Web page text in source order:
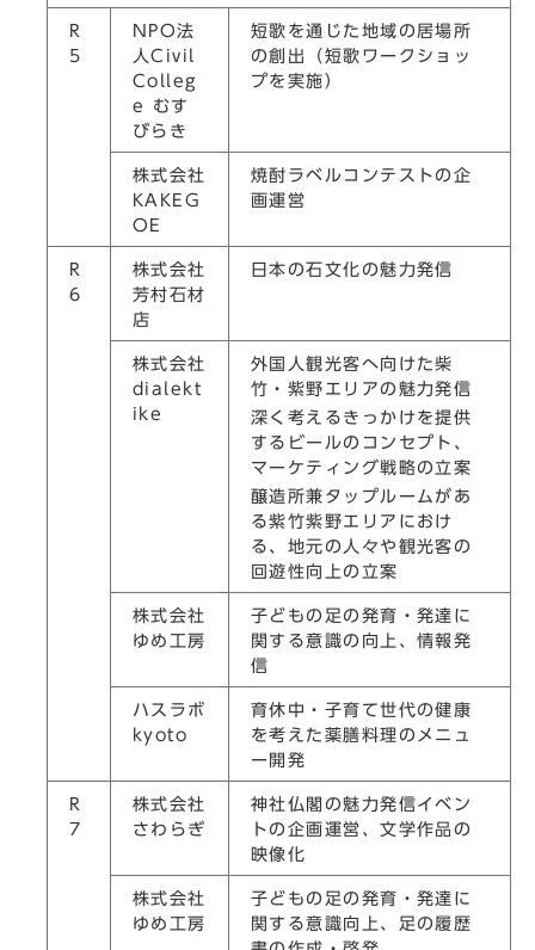
R
5
NPO法
人Civil
Colleg
e むす
びらき
短歌を通じた地域の居場所
の創出（短歌ワークショッ
プを実施）
株式会社
KAKEG
OE
焼酎ラベルコンテストの企
画運営
R
6
株式会社
芳村石材
店
日本の石文化の魅力発信
株式会社
dialekt
ike
外国人観光客へ向けた柴
竹・紫野エリアの魅力発信
深く考えるきっかけを提供
するビールのコンセプト、
マーケティング戦略の立案
醸造所兼タップルームがあ
る紫竹紫野エリアにおけ
る、地元の人々や観光客の
回遊性向上の立案
株式会社
ゆめ工房
子どもの足の発育・発達に
関する意識の向上、情報発
信
ハスラボ
kyoto
育休中・子育て世代の健康
を考えた薬膳料理のメニュ
ー開発
R
7
株式会社
さわらぎ
神社仏閣の魅力発信イベン
トの企画運営、文学作品の
映像化
株式会社
ゆめ工房
子どもの足の発育・発達に
関する意識向上、足の履歴